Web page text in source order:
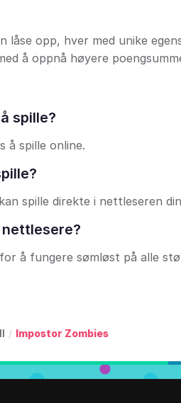
låse opp, hver med unike
å oppnå høyere
spille?
å spille online.
spille direkte i nettleseren
å fungere sømløst på alle
/ Impostor Zombies